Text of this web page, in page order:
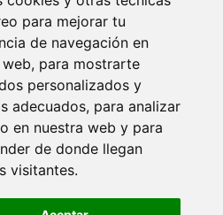
para mejorar tu
de navegación en
web, para mostrarte
personalizados y
adecuados, para analizar
en nuestra web y para
de donde llegan
visitantes.
un árbol. Leer más